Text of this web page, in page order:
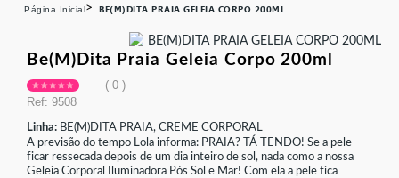
página inicial BE(M)DITA PRAIA GELEIA CORPO 200ML
be(m)dita praia geleia corpo 200ml
0
Ref: 9508
Linha:BE(M)DITA PRAIA, CREME CORPORAL
A previsão do tempo Lola informa: PRAIA? TÁ TENDO! Se a pele
ficar ressecada depois de um dia inteiro de sol, nada como a nossa
Geleia Corporal Iluminadora Pós Sol e Mar! Com ela a pele fica